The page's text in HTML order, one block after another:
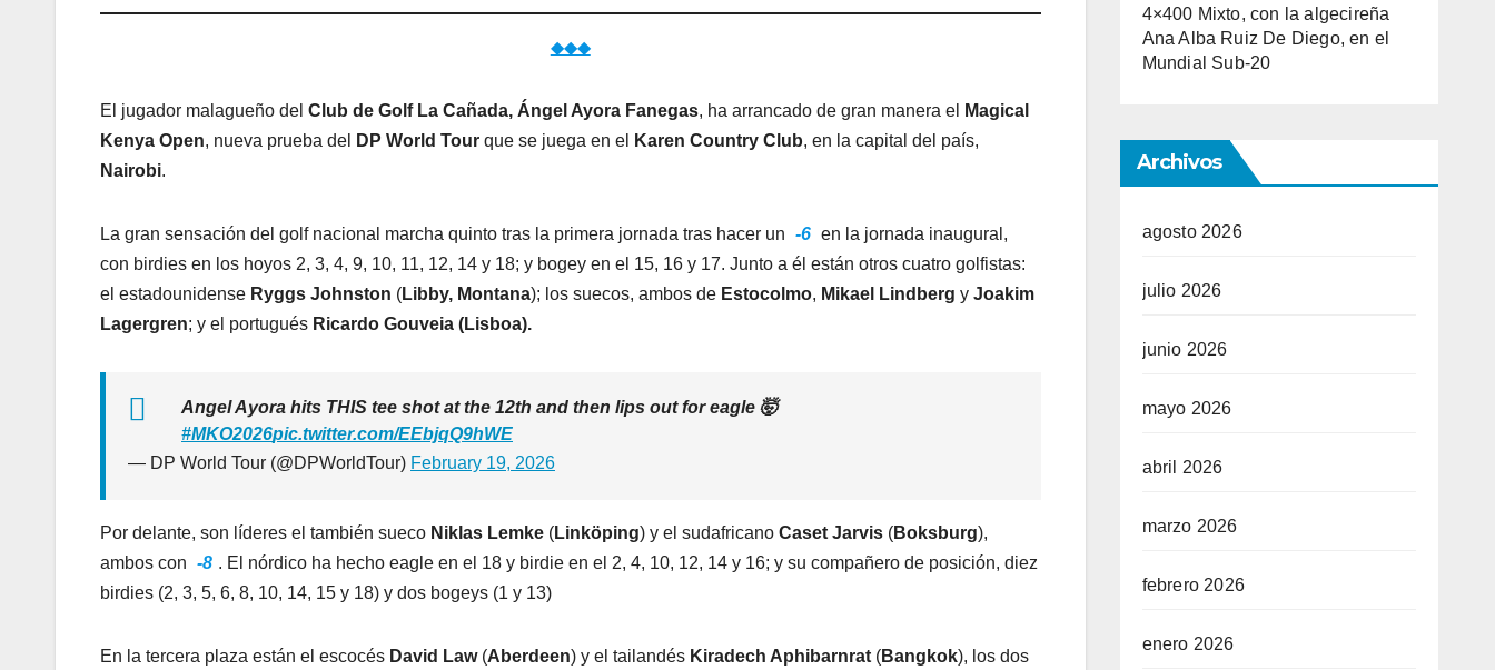
◆◆◆
El jugador malagueño del Club de Golf La Cañada, Ángel Ayora Fanegas, ha arrancado de gran manera el
Magical
Kenya Open, nueva prueba del DP World Tour que se juega en el Karen Country Club, en la capital del país,
Nairobi.
La gran sensación del golf nacional marcha quinto tras la primera jornada tras hacer un -6 en la jornada inaugural,
con birdies en los hoyos 2, 3, 4, 9, 10, 11, 12, 14 y 18; y bogey en el 15, 16 y 17. Junto a él están otros cuatro golfistas:
el estadounidense Ryggs Johnston (Libby, Montana); los suecos, ambos de Estocolmo, Mikael Lindberg y Joakim
Lagergren; y el portugués Ricardo Gouveia (Lisboa).
Angel Ayora hits THIS tee shot at the 12th and then lips out for eagle 🤯
#MKO2026pic.twitter.com/EEbjqQ9hWE
— DP World Tour (@DPWorldTour) February 19, 2026
Por delante, son líderes el también sueco Niklas Lemke (Linköping) y el sudafricano Caset Jarvis (Boksburg),
ambos con -8 . El nórdico ha hecho eagle en el 18 y birdie en el 2, 4, 10, 12, 14 y 16; y su compañero de posición, diez
birdies (2, 3, 5, 6, 8, 10, 14, 15 y 18) y dos bogeys (1 y 13)
En la tercera plaza están el escocés David Law(Aberdeen) y el tailandés Kiradech Aphibarnrat (Bangkok), los dos
4×400 Mixto, con la algecireña
Ana Alba Ruiz De Diego, en el
Mundial Sub-20
Archivos
agosto 2026
julio 2026
junio 2026
mayo 2026
abril 2026
marzo 2026
febrero 2026
enero 2026